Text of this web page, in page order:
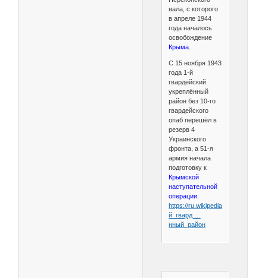
вала, с которого
в апреле 1944
года началось
освобождение
Крыма.
С 15 ноября 1943
года 1-й
гвардейский
укреплённый
район без 10-го
гвардейского
опаб перешёл в
резерв 4
Украинского
фронта, а 51-я
армия начала
подготовку к
Крымской
наступательной
операции.
https://ru.wikipedia.org/wiki/1-
й_гвард …
нный_район